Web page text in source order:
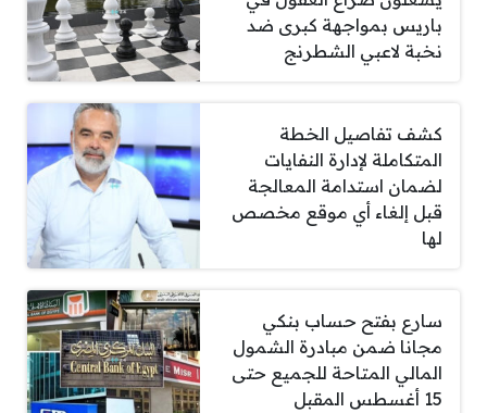
باريس بمواجهة كبرى ضد
نخبة لاعبي الشطرنج
كشف تفاصيل الخطة
المتكاملة لإدارة النفايات
لضمان استدامة المعالجة
قبل إلغاء أي موقع مخصص
لها
سارع بفتح حساب بنكي
مجانا ضمن مبادرة الشمول
المالي المتاحة للجميع حتى
15 أغسطس المقبل